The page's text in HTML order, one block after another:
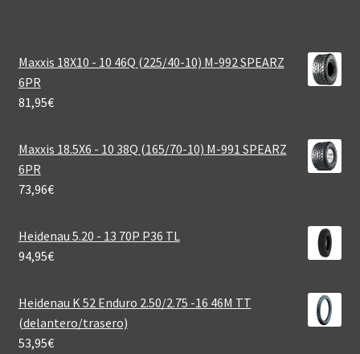
Maxxis 18X10 - 10 46Q (225/40-10) M-992 SPEARZ
6PR
81,95€
Maxxis 18.5X6 - 10 38Q (165/70-10) M-991 SPEARZ
6PR
73,96€
Heidenau 5.20 - 13 70P P36 TL
94,95€
Heidenau K 52 Enduro 2.50/2.75 -16 46M TT
(delantero/trasero)
53,95€